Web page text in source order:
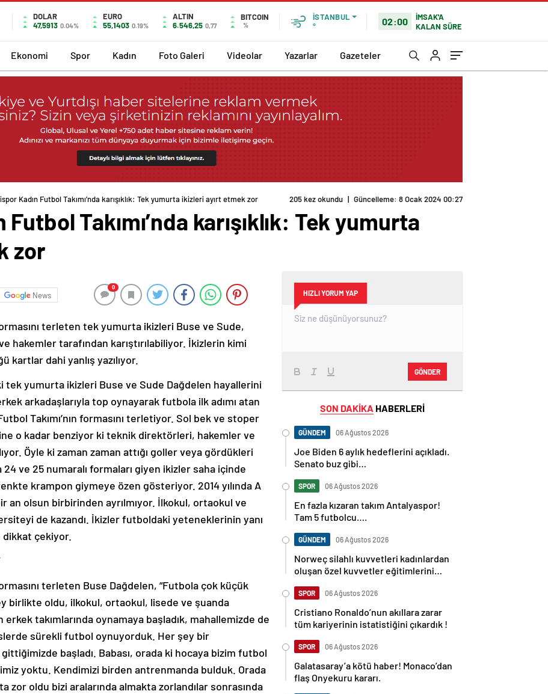
DOLAR
47,5913 0.04%
EURO
55,1403 0.19%
ALTIN
6.546,25 0,77
BITCOIN
%
İSTANBUL
°
02:00
İMSAK'A
KALAN SÜRE
Ekonomi Spor Kadın Foto Galeri Videolar Yazarlar Gazeteler
Kadın Futbol Takımı’nda karışıklık: Tek yumurta ikizleri ayırt etmek zor
Takımı’nda karışıklık: Tek yumurta
zor
News
0
terleten tek yumurta ikizleri Buse ve Sude,
hakemler tarafından karıştırılabiliyor. İkizlerin kimi
kartlar dahi yanlış yazılıyor.
tek yumurta ikizleri Buse ve Sude Dağdelen hayallerini
arkadaşlarıyla top oynayarak futbola ilk adımı atan
Takımı’nın formasını terletiyor. Sol bek ve stoper
o kadar benziyor ki teknik direktörleri, hakemler ve
Öyle ki zaman zaman attığı goller veya gördükleri
24 ve 25 numaralı formaları giyen ikizler saha içinde
krampon giymeye özen gösteriyor. 2014 yılında A
an olsun birbirinden ayrılmıyor. İlkokul, ortaokul ve
de kazandı. İkizler futboldaki yeteneklerinin yanı
dikkat çekiyor.
terleten Buse Dağdelen, “Futbola çok küçük
birlikte oldu, ilkokul, ortaokul, lisede ve şuanda
takımlarında oynamaya başladık, mahallemizde de
sürekli futbol oynuyorduk. Her şey bir
gittiğimizde başladı. Babası, orada ki hocaya bizim futbol
yoktu. Kendimizi birden antrenmanda bulduk. Orada
zor oldu bizi aralarında almakta zorlandılar sonrasında
HIZLI YORUM YAP
GÖNDER
SON DAKİKA HABERLERİ
GÜNDEM 06 Ağustos 2026
Joe Biden 6 aylık hedeflerini açıkladı.
Senato buz gibi…
SPOR 06 Ağustos 2026
En fazla kızaran takım Antalyaspor!
Tam 5 futbolcu….
GÜNDEM 06 Ağustos 2026
Norweç silahlı kuvvetleri kadınlardan
oluşan özel kuvvetler eğitimlerini
SPOR 06 Ağustos 2026
Cristiano Ronaldo’nun akıllara zarar
tüm kariyerinin istatistiğini çıkardık !
SPOR 06 Ağustos 2026
Galatasaray’a kötü haber! Monaco’dan
flaş Onyekuru kararı.